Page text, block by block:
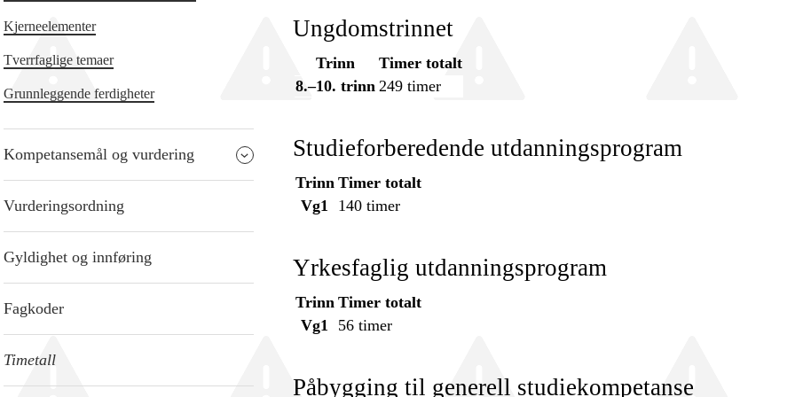
Kjerneelementer
Tverrfaglige temaer
Grunnleggende ferdigheter
Kompetansemål og vurdering
Vurderingsordning
Gyldighet og innføring
Fagkoder
Timetall
Ungdomstrinnet
Trinn
Timer totalt
8.–10. trinn 249 timer
Studieforberedende utdanningsprogram
Trinn Timer totalt
Vg1
140 timer
Yrkesfaglig utdanningsprogram
Trinn Timer totalt
Vg1
56 timer
Påbygging til generell studiekompetanse